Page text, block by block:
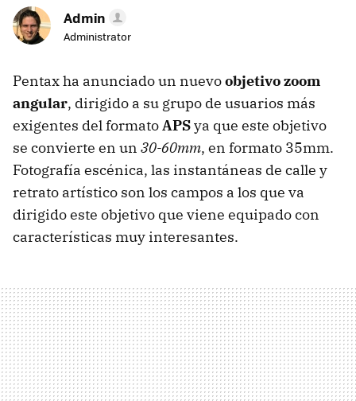
Admin
Administrator
Pentax ha anunciado un nuevoobjetivo zoom
angular, dirigido a su grupo de usuarios más
exigentes del formatoAPSya que este objetivo
se convierte en un 30-60mm, en formato 35mm.
Fotografía escénica, las instantáneas de calle y
retrato artístico son los campos a los que va
dirigido este objetivo que viene equipado con
características muy interesantes.